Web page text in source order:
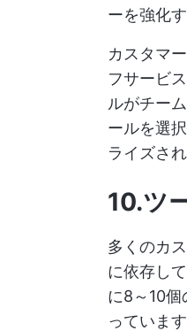
ーを強化
カスタマ
フサービ
ルがチー
ールを選
ライズさ
10.ツ
多くのカ
に依存し
に8～10
っています